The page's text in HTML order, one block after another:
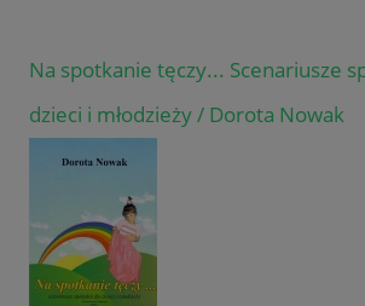
Na spotkanie tęczy... Scenariusze
dzieci i młodzieży / Dorota Nowak